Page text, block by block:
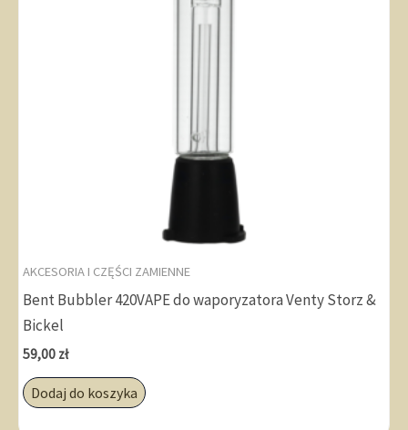
AKCESORIA I CZĘŚCI ZAMIENNE
Bent Bubbler 420VAPE do waporyzatora Venty Storz &
Bickel
59,00 zł
Dodaj do koszyka